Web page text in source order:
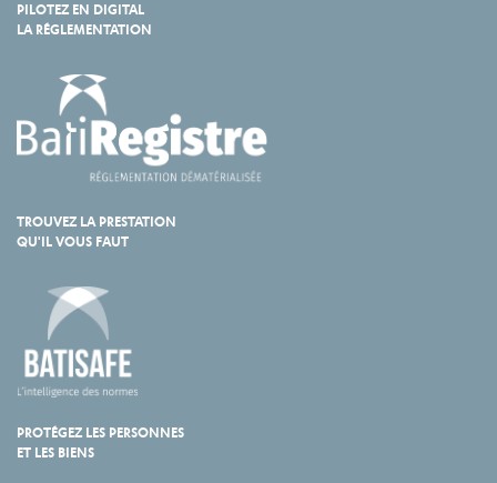
PILOTEZ EN DIGITAL
LA RÉGLEMENTATION
TROUVEZ LA PRESTATION
QU'IL VOUS FAUT
PROTÉGEZ LES PERSONNES
ET LES BIENS